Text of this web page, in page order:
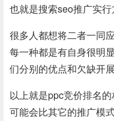
也就是搜索seo推广实行
很多人都想将二者一同
每一种都是有自身很明
们分别的优点和欠缺开
以上就是ppc竞价排名
可能会比其它的推广模